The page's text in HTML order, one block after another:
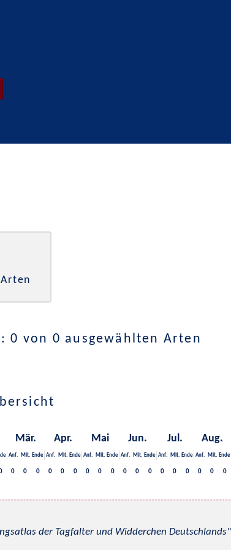
0 von 0 ausgewählten Arten
Mär. Apr. Mai Jun. Jul. Aug.
Anf. Mit. Ende Anf. Mit. Ende Anf. Mit. Ende Anf. Mit. Ende Anf. Mit. Ende Anf. Mit. Ende
0 0 0 0 0 0 0 0 0 0 0 0 0 0 0 0 0 0
der Tagfalter und Widderchen Deutschlands